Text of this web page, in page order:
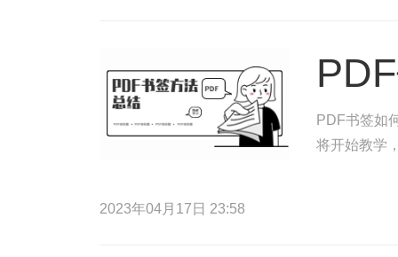
PDF书签如
将开始教学
2023年04月17日 23:58